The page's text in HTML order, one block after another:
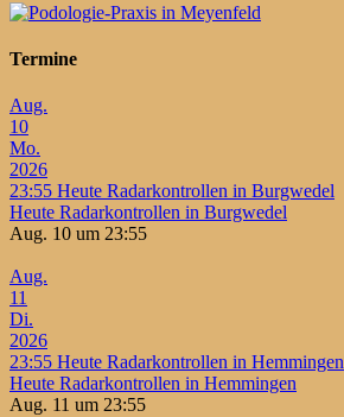
Termine
Aug.
10
Mo.
2026
23:55 Heute Radarkontrollen in Burgwedel
Heute Radarkontrollen in Burgwedel
Aug. 10 um 23:55
Aug.
11
Di.
2026
23:55 Heute Radarkontrollen in Hemmingen
Heute Radarkontrollen in Hemmingen
Aug. 11 um 23:55